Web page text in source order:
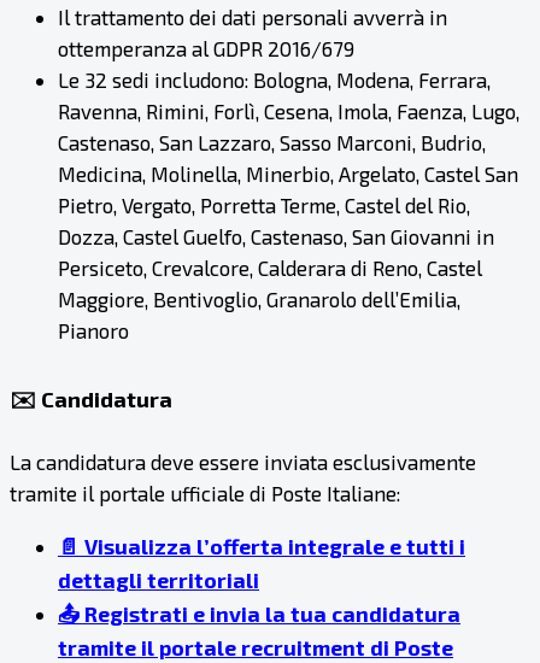
Il trattamento dei dati personali avverrà in
ottemperanza al GDPR 2016/679
Le 32 sedi includono: Bologna, Modena, Ferrara,
Ravenna, Rimini, Forlì, Cesena, Imola, Faenza, Lugo,
Castenaso, San Lazzaro, Sasso Marconi, Budrio,
Medicina, Molinella, Minerbio, Argelato, Castel San
Pietro, Vergato, Porretta Terme, Castel del Rio,
Dozza, Castel Guelfo, Castenaso, San Giovanni in
Persiceto, Crevalcore, Calderara di Reno, Castel
Maggiore, Bentivoglio, Granarolo dell’Emilia,
Pianoro
✉️ Candidatura
La candidatura deve essere inviata esclusivamente
tramite il portale ufficiale di Poste Italiane:
📄 Visualizza l’offerta integrale e tutti i
dettagli territoriali
📤 Registrati e invia la tua candidatura
tramite il portale recruitment di Poste